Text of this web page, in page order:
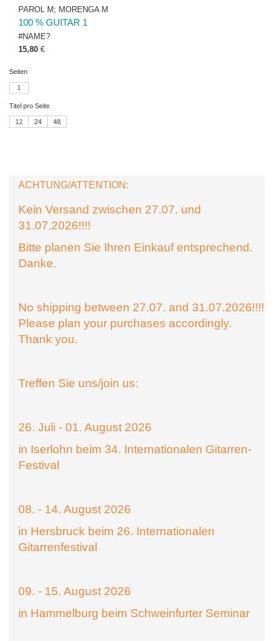
PAROL M; MORENGA M
100 % GUITAR 1
#NAME?
15,80 €
Seiten
1
Titel pro Seite
12 24 48
ACHTUNG/ATTENTION:
Kein Versand zwischen 27.07. und
31.07.2026!!!!
Bitte planen Sie Ihren Einkauf entsprechend.
Danke.
No shipping between 27.07. and 31.07.2026!!!!
Please plan your purchases accordingly.
Thank you.
Treffen Sie uns/join us:
26. Juli - 01. August 2026
in Iserlohn beim 34. Internationalen Gitarren-
Festival
08. - 14. August 2026
in Hersbruck beim 26. Internationalen
Gitarrenfestival
09. - 15. August 2026
in Hammelburg beim Schweinfurter Seminar